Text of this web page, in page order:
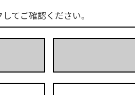
てご確認ください。